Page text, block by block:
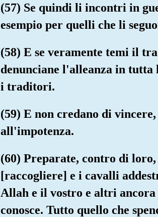
(57) Se quindi li incontri in
esempio per quelli che li
(58) E se veramente temi il
denunciane l'alleanza in tutta
i traditori.
(59) E non credano di
all'impotenza.
(60) Preparate, contro di
[raccogliere] e i cavalli
Allah e il vostro e altri ancora
conosce. Tutto quello che